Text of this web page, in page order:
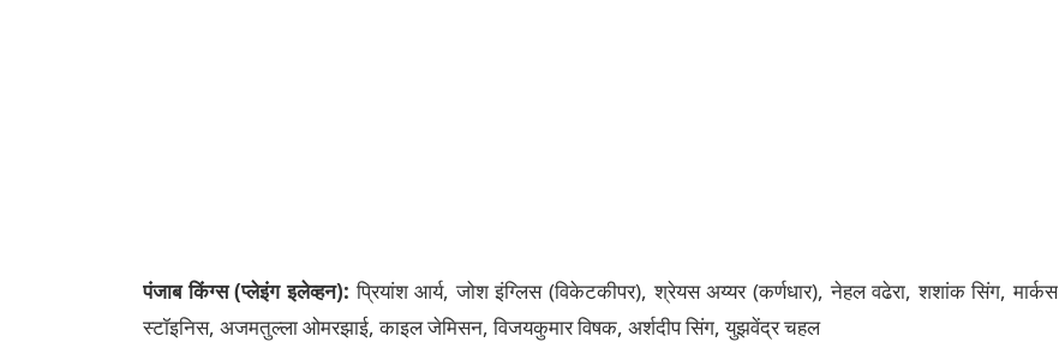
पंजाब किंग्स (प्लेइंग इलेव्हन): प्रियांश आर्य, जोश इंग्लिस (विकेटकीपर), श्रेयस अय्यर (कर्णधार), नेहल वढेरा, शशांक सिंग, मार्कस
स्टॉइनिस, अजमतुल्ला ओमरझाई, काइल जेमिसन, विजयकुमार विषक, अर्शदीप सिंग, युझवेंद्र चहल